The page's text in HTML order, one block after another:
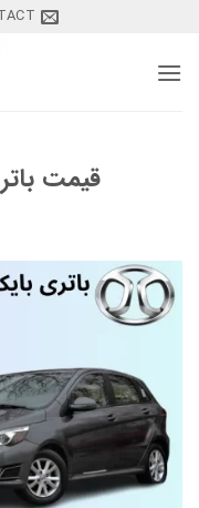
content
قیمت